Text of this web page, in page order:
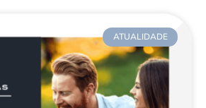
ATUALIDADE